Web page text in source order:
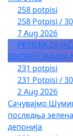
258 potpisi
258 Potpisi /
7 Aug 2026
PETICIJA ZA
ISKORIŠĆAVANJA
231 potpisi
231 Potpisi /
2 Aug 2026
Сачувајмо
последња
депонија